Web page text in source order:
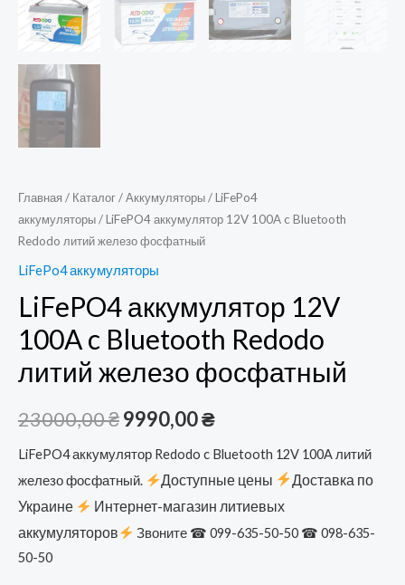
Главная / Каталог/Аккумуляторы/LiFePo4
аккумуляторы/ LiFePO4 аккумулятор 12V 100A c Bluetooth
Redodo литий железо фосфатный
LiFePo4 аккумуляторы
LiFePO4 аккумулятор 12V
100A c Bluetooth Redodo
литий железо фосфатный
23000,00₴Первоначальная
цена
составляла
23000,00 ₴.
9990,00₴Текущая
цена:
9990,00 ₴.
LiFePO4 аккумулятор Redodo c Bluetooth 12V 100A литий
железо фосфатный.
Доступные цены
Доставка по
Украине
Интернет-магазин литиевых
аккумуляторов
Звоните ☎ 099-635-50-50 ☎ 098-635-
50-50